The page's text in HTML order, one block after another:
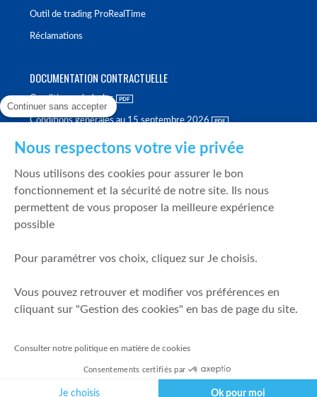
Outil de trading ProRealTime
Réclamations
DOCUMENTATION CONTRACTUELLE
Conditions générales
Conditions générales au 15 septembre 2026
Politique de meilleure sélection
Politique de durabilité
Fonds de garantie des dépôts et de résolution
Mentions légales
Prévention de la fraude
Politique de gestion des conflits d'intérêts
Continuer sans accepter
Nous respectons votre vie privée
Nous utilisons des cookies pour assurer le bon
fonctionnement et la sécurité de notre site. Ils nous
permettent de vous proposer la meilleure expérience
possible
Pour paramétrer vos choix, cliquez sur Je choisis.
Vous pouvez retrouver et modifier vos préférences en
cliquant sur "Gestion des cookies" en bas de page du site.
Consulter notre politique en matière de cookies
Consentements certifiés par
Je choisis Ok pour moi